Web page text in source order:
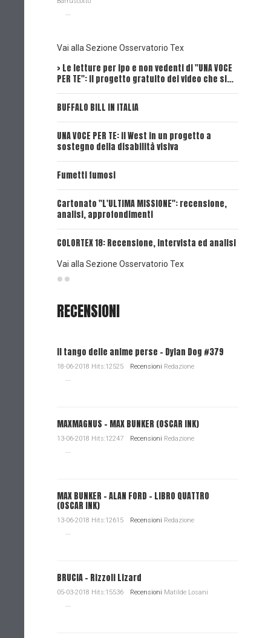
Vai alla Sezione Osservatorio Tex
> Le letture per ipo e non vedenti di "UNA VOCE
PER TE": il progetto gratuito dei video che si…
BUFFALO BILL IN ITALIA
UNA VOCE PER TE: il West in un progetto a
sostegno della disabilità visiva
Fumetti fumosi
Cartonato "L'ULTIMA MISSIONE": recensione,
analisi, approfondimenti
COLORTEX 18: Recensione, intervista ed analisi
Vai alla Sezione Osservatorio Tex
RECENSIONI
Il tango delle anime perse - Dylan Dog #379
18-06-2018 Hits:12525 Recensioni Redazione
MAXMAGNUS – MAX BUNKER (OSCAR INK)
13-06-2018 Hits:12247 Recensioni Redazione
MAX BUNKER – ALAN FORD – LIBRO QUATTRO
(OSCAR INK)
13-06-2018 Hits:12615 Recensioni Redazione
BRUCIA - Rizzoli Lizard
05-03-2018 Hits:15536 Recensioni Matilde Losani